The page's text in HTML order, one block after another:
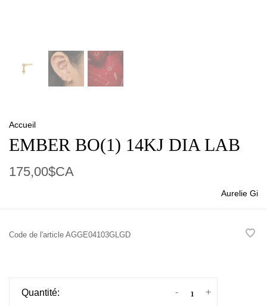
Accueil
EMBER BO(1) 14KJ DIA LAB
175,00$CA
Aurelie Gi
Code de l'article AGGE04103GLGD
Quantité: +
-